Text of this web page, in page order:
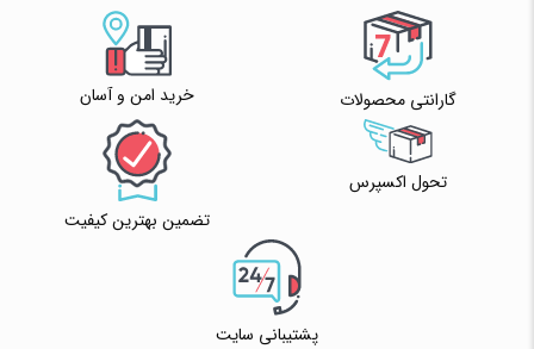
✧ چت با پشتیبان واتس آپ
گارانتی محصولات خرید امن و آسان
تحول اکسپرس
تضمین بهترین کیفیت
پشتیبانی سایت